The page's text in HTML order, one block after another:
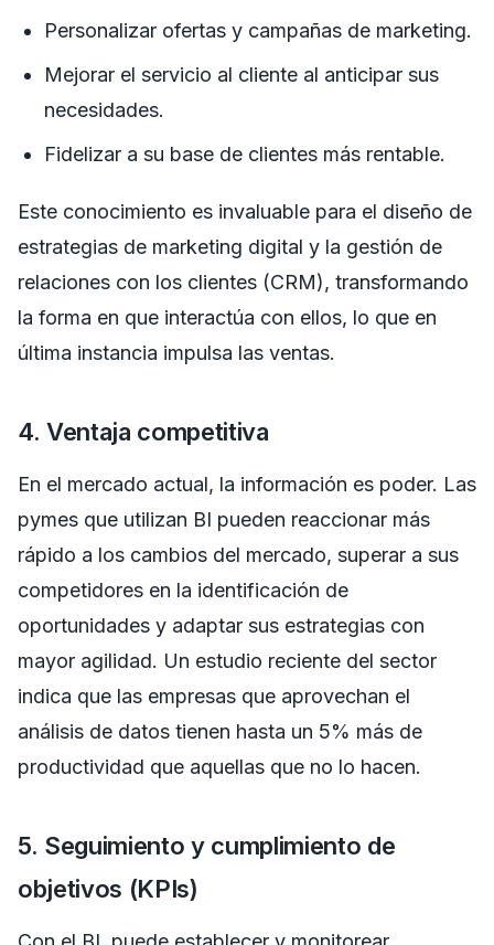
Personalizar ofertas y campañas de marketing.
Mejorar el servicio al cliente al anticipar sus
necesidades.
Fidelizar a su base de clientes más rentable.
Este conocimiento es invaluable para el diseño de
estrategias de marketing digital y la gestión de
relaciones con los clientes (CRM), transformando
la forma en que interactúa con ellos, lo que en
última instancia impulsa las ventas.
4. Ventaja competitiva
En el mercado actual, la información es poder. Las
pymes que utilizan BI pueden reaccionar más
rápido a los cambios del mercado, superar a sus
competidores en la identificación de
oportunidades y adaptar sus estrategias con
mayor agilidad. Un estudio reciente del sector
indica que las empresas que aprovechan el
análisis de datos tienen hasta un 5% más de
productividad que aquellas que no lo hacen.
5. Seguimiento y cumplimiento de
objetivos (KPIs)